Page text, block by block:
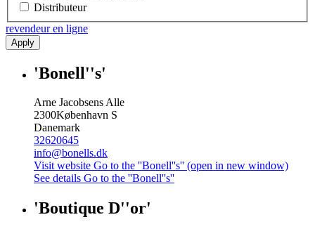
Distributeur
revendeur en ligne
Apply
'Bonell''s'
Arne Jacobsens Alle
2300København S
Danemark
32620645
info@bonells.dk
Visit website Go to the ''Bonell''s'' (open in new window)
See details Go to the ''Bonell''s''
'Boutique D''or'